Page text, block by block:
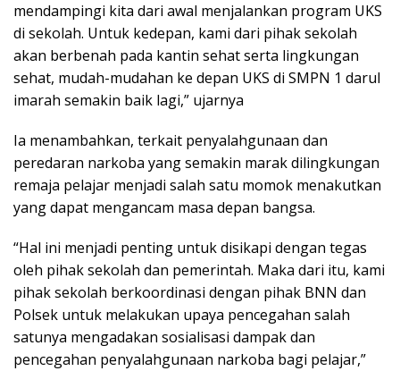
mendampingi kita dari awal menjalankan program UKS
di sekolah. Untuk kedepan, kami dari pihak sekolah
akan berbenah pada kantin sehat serta lingkungan
sehat, mudah-mudahan ke depan UKS di SMPN 1 darul
imarah semakin baik lagi,” ujarnya
Ia menambahkan, terkait penyalahgunaan dan
peredaran narkoba yang semakin marak dilingkungan
remaja pelajar menjadi salah satu momok menakutkan
yang dapat mengancam masa depan bangsa.
“Hal ini menjadi penting untuk disikapi dengan tegas
oleh pihak sekolah dan pemerintah. Maka dari itu, kami
pihak sekolah berkoordinasi dengan pihak BNN dan
Polsek untuk melakukan upaya pencegahan salah
satunya mengadakan sosialisasi dampak dan
pencegahan penyalahgunaan narkoba bagi pelajar,”